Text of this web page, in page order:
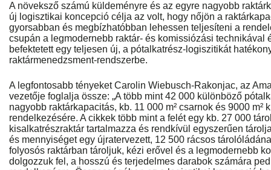
A növeksző számú küldeményre és az egyre nagyobb
új logisztikai koncepció célja az volt, hogy nőjön a
gyorsabban és megbízhatóbban lehessen teljesíteni a
csupán a legmodernebb raktár- és komissiózási technikával
befektetett egy teljesen új, a pótalkatrész-logiszitikát
raktármenedzsment-rendszerbe.
A legfontosabb tényeket Carolin Wiebusch-Rakonjac, az
vezetője foglalja össze: „A több mint 42 000 különböző
nagyobb raktárkapacitás, kb. 11 000 m² csarnok és 9000 m²
rendelkezésére. A cikkek több mint a felét egy kb. 27 000
kisalkatrészraktár tartalmazza és rendkívül egyszerűen
és mennyiséget egy újratervezett, 12 500 rácsos
folyosós raktárban tároljuk, kézi erővel és a legmodernebb
dolgozzuk fel, a hosszú és terjedelmes darabok számára